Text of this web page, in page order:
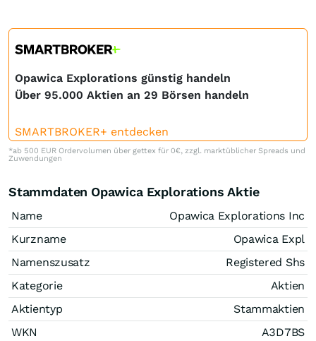
Opawica Explorations günstig handeln
Über 95.000 Aktien an 29 Börsen handeln
SMARTBROKER+ entdecken
*ab 500 EUR Ordervolumen über gettex für 0€, zzgl. marktüblicher Spreads und
Zuwendungen
Stammdaten Opawica Explorations Aktie
Name
Opawica Explorations Inc
Kurzname
Opawica Expl
Namenszusatz
Registered Shs
Kategorie
Aktien
Aktientyp
Stammaktien
WKN
A3D7BS